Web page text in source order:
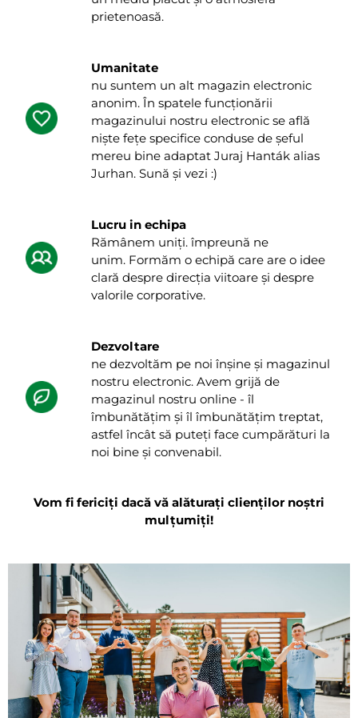
prietenoasă.
Umanitate
nu suntem un alt magazin electronic
anonim. În spatele funcționării
magazinului nostru electronic se află
niște fețe specifice conduse de șeful
mereu bine adaptat Juraj Hanták alias
Jurhan. Sună și vezi :)
Lucru in echipa
Rămânem uniți. împreună ne
unim. Formăm o echipă care are o idee
clară despre direcția viitoare și despre
valorile corporative.
Dezvoltare
ne dezvoltăm pe noi înșine și magazinul
nostru electronic. Avem grijă de
magazinul nostru online - îl
îmbunătățim și îl îmbunătățim treptat,
astfel încât să puteți face cumpărături la
noi bine și convenabil.
Vom fi fericiți dacă vă alăturați clienților noștri
mulțumiți!